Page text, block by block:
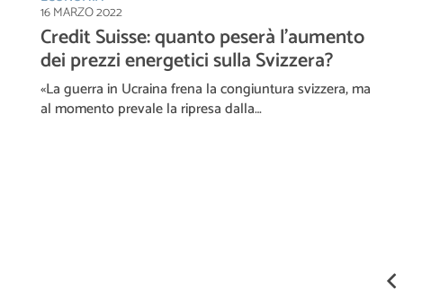
16 MARZO 2022
Credit Suisse: quanto peserà l’aumento
dei prezzi energetici sulla Svizzera?
«La guerra in Ucraina frena la congiuntura svizzera, ma
al momento prevale la ripresa dalla…